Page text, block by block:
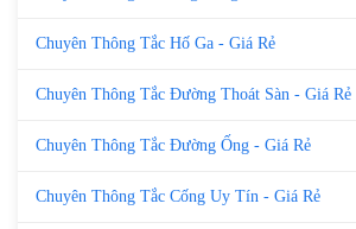
Chuyên Thông Tắc Hố Ga - Giá Rẻ
Chuyên Thông Tắc Đường Thoát Sàn - Giá Rẻ
Chuyên Thông Tắc Đường Ống - Giá Rẻ
Chuyên Thông Tắc Cống Uy Tín - Giá Rẻ